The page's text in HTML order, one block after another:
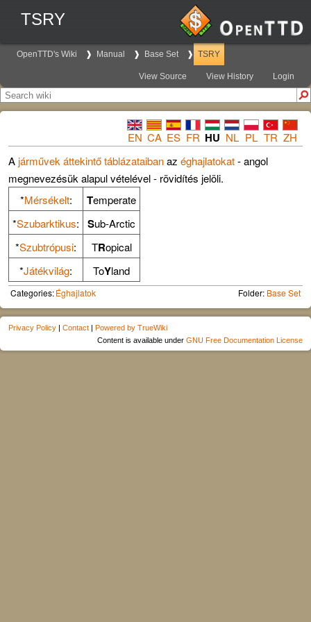
TSRY
OpenTTD's Wiki Manual Base Set TSRY
View Source View History Login
EN CA ES FR HU NL PL TR ZH
Ajárművek áttekintő táblázataibanaz éghajlatokat- angol
megnevezésük alapul vételével - rövidítés jelöli.
*Mérsékelt: Temperate
*Szubarktikus: Sub-Arctic
*Szubtrópusi: TRopical
*Játékvilág: ToYland
Categories:Éghajlatok Folder: Base Set
Privacy Policy | Contact | Powered by TrueWiki
Content is available under GNU Free Documentation License